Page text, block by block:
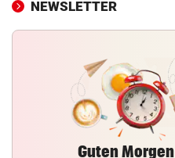
NEWSLETTER
Guten Morgen